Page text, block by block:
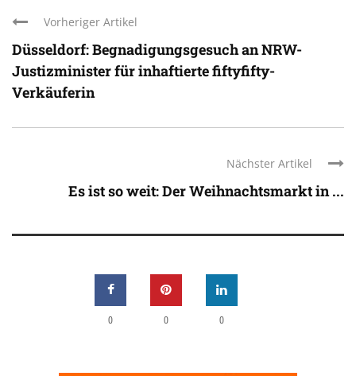
Vorheriger Artikel
Düsseldorf: Begnadigungsgesuch an NRW-
Justizminister für inhaftierte fiftyfifty-
Verkäuferin
Nächster Artikel
Es ist so weit: Der Weihnachtsmarkt in ...
0 0 0